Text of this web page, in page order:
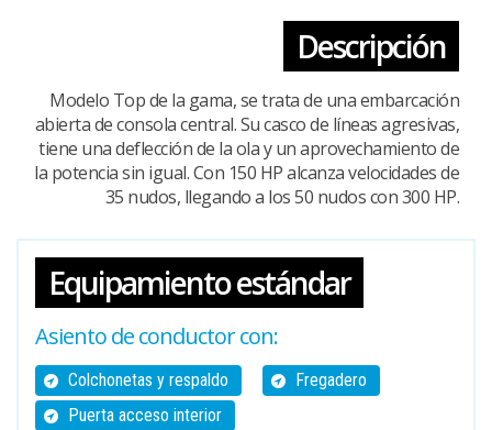
Descripción
Modelo Top de la gama, se trata de una embarcación
abierta de consola central. Su casco de líneas agresivas,
tiene una deflección de la ola y un aprovechamiento de
la potencia sin igual. Con 150 HP alcanza velocidades de
35 nudos, llegando a los 50 nudos con 300 HP.
Equipamiento estándar
Asiento de conductor con:
Colchonetas y respaldo
Fregadero
Puerta acceso interior